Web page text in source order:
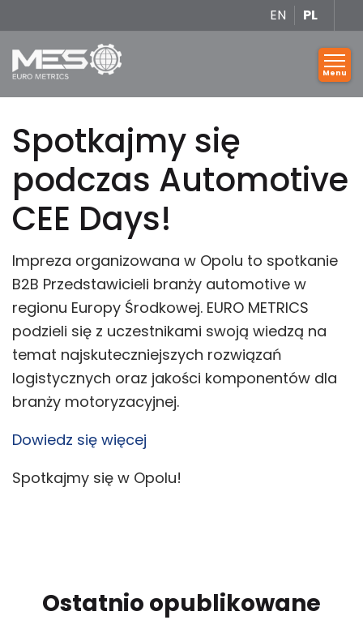
EN PL
Spotkajmy się
podczas Automotive
CEE Days!
Impreza organizowana w Opolu to spotkanie
B2B Przedstawicieli branży automotive w
regionu Europy Środkowej. EURO METRICS
podzieli się z uczestnikami swoją wiedzą na
temat najskuteczniejszych rozwiązań
logistycznych oraz jakości komponentów dla
branży motoryzacyjnej.
Dowiedz się więcej
Spotkajmy się w Opolu!
Ostatnio opublikowane